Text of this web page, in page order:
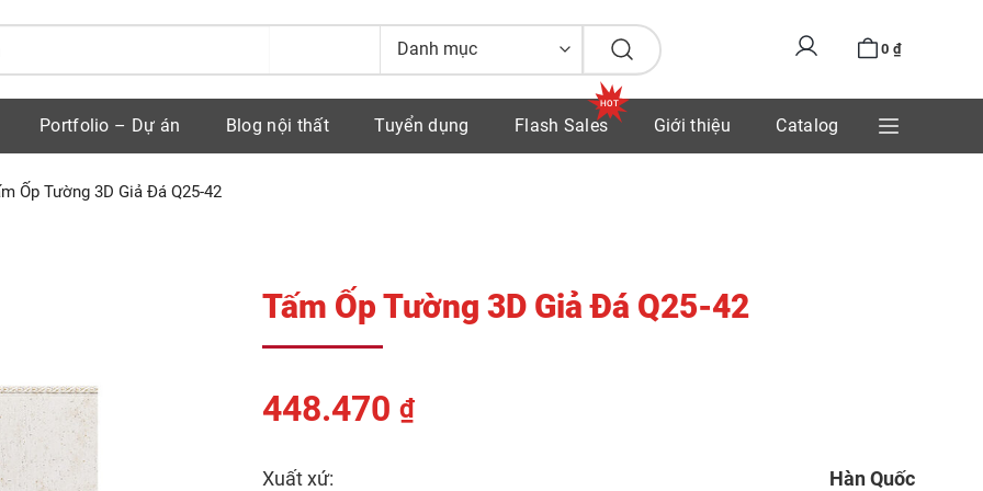
0 ₫
Portfolio – Dự án Blog nội thất Tuyển dụng Flash Sales Giới thiệu Catalog
Ốp Tường 3D Giả Đá Q25-42
Tấm Ốp Tường 3D Giả Đá Q25-42
448.470 ₫
Xuất xứ: Hàn Quốc